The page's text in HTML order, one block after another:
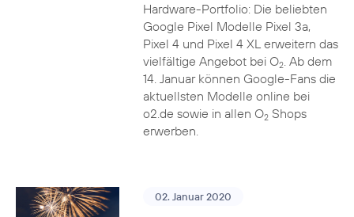
Hardware-Portfolio: Die beliebten
Google Pixel Modelle Pixel 3a,
Pixel 4 und Pixel 4 XL erweitern das
vielfältige Angebot bei O2. Ab dem
14. Januar können Google-Fans die
aktuellsten Modelle online bei
o2.de sowie in allen O2Shops
erwerben.
02. Januar 2020